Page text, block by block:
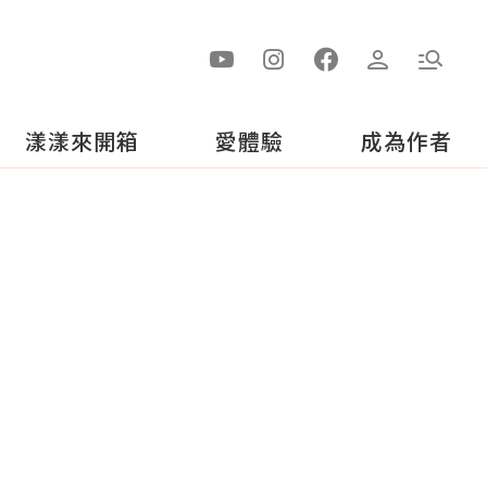
漾漾來開箱 愛體驗 成為作者